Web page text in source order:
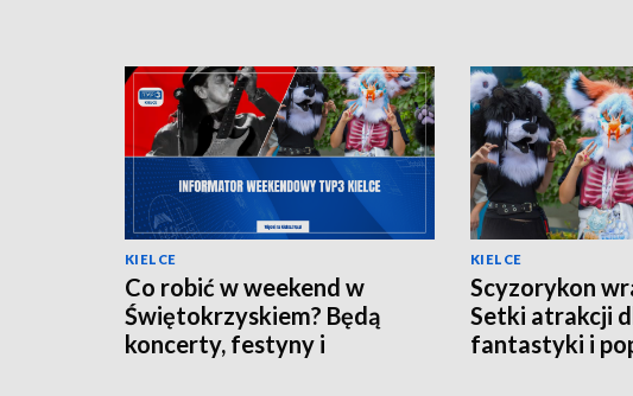
KIELCE
Co robić w weekend w
Świętokrzyskiem? Będą
koncerty, festyny i
KIELCE
Scyzorykon
Setki atrakcji
fantastyki i